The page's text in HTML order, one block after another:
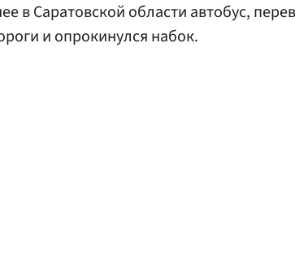
в Саратовской области автобус,
и опрокинулся набок.